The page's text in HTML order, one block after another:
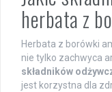
herbata z
Herbata z borówki
nie tylko zachwyca
składników
jest korzystna dla